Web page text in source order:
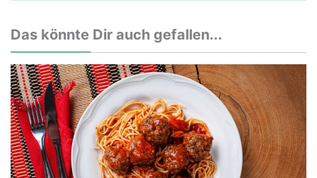
Das könnte Dir auch gefallen...